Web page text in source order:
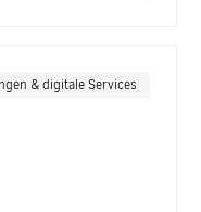
& digitale Services